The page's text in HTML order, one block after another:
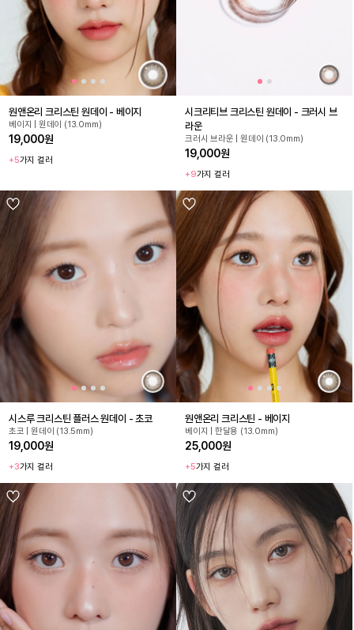
원앤온리 크리스틴 원데이 - 베이지
베이지 | 원데이 (13.0mm)
19,000원
+5가지 컬러
시크리티브 크리스틴 원데이 - 크러시 브
라운
크러시 브라운 | 원데이 (13.0mm)
19,000원
+9가지 컬러
시스루 크리스틴 플러스 원데이 - 초코
초코 | 원데이 (13.5mm)
19,000원
+3가지 컬러
원앤온리 크리스틴 - 베이지
베이지 | 한달용 (13.0mm)
25,000원
+5가지 컬러